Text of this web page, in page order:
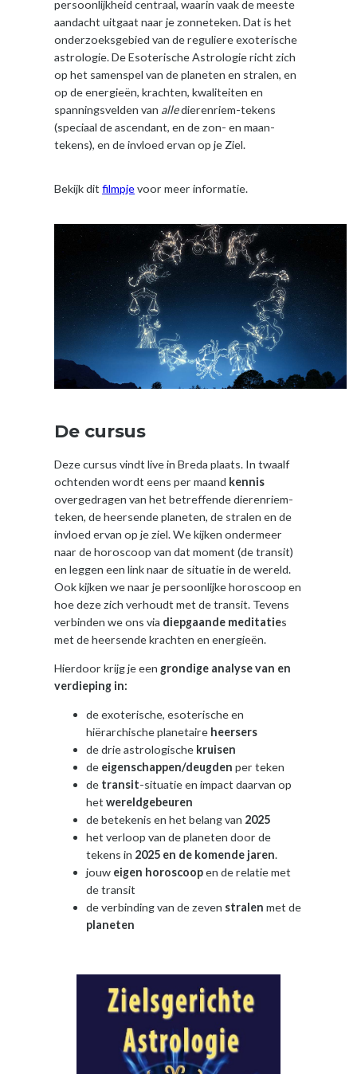
persoonlijkheid centraal, waarin vaak de meeste
aandacht uitgaat naar je zonneteken. Dat is het
onderzoeksgebied van de reguliere exoterische
astrologie. De Esoterische Astrologie richt zich
op het samenspel van de planeten en stralen, en
op de energieën, krachten, kwaliteiten en
spanningsvelden van alledierenriem-tekens
(speciaal de ascendant, en de zon- en maan-
tekens), en de invloed ervan op je Ziel.
Bekijk ditfilmpjevoor meer informatie.
De cursus
Deze cursus vindt live in Breda plaats. In twaalf
ochtenden wordt eens per maand kennis
overgedragen van het betreffende dierenriem-
teken, de heersende planeten, de stralen en de
invloed ervan op je ziel. We kijken ondermeer
naar de horoscoop van dat moment (de transit)
en leggen een link naar de situatie in de wereld.
Ook kijken we naar je persoonlijke horoscoop en
hoe deze zich verhoudt met de transit. Tevens
verbinden we ons via diepgaande meditaties
met de heersende krachten en energieën.
Hierdoor krijg jeeen grondige analyse van en
verdieping in:
de exoterische, esoterische en
hiërarchische planetaire heersers
de drie astrologische kruisen
de eigenschappen/deugden per teken
de transit-situatie en impact daarvan op
hetwereldgebeuren
de betekenis en het belang van 2025
het verloop van de planeten door de
tekens in 2025 en de komende jaren.
jouw eigen horoscoopen de relatie met
de transit
deverbinding van de zeven stralen met de
planeten